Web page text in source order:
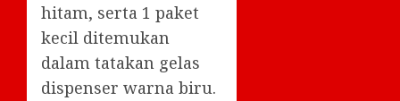
hitam, serta 1 paket
kecil ditemukan
dalam tatakan gelas
dispenser warna biru.